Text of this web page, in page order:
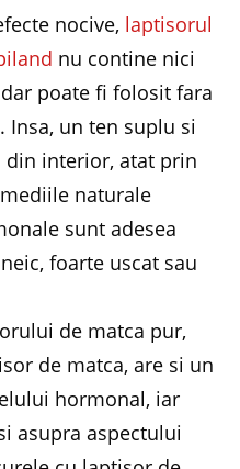
nocive, laptisorul
nu contine nici
poate fi folosit fara
Insa, un ten suplu si
interior, atat prin
naturale
sunt adesea
foarte uscat sau
de matca pur,
de matca, are si un
hormonal, iar
asupra aspectului